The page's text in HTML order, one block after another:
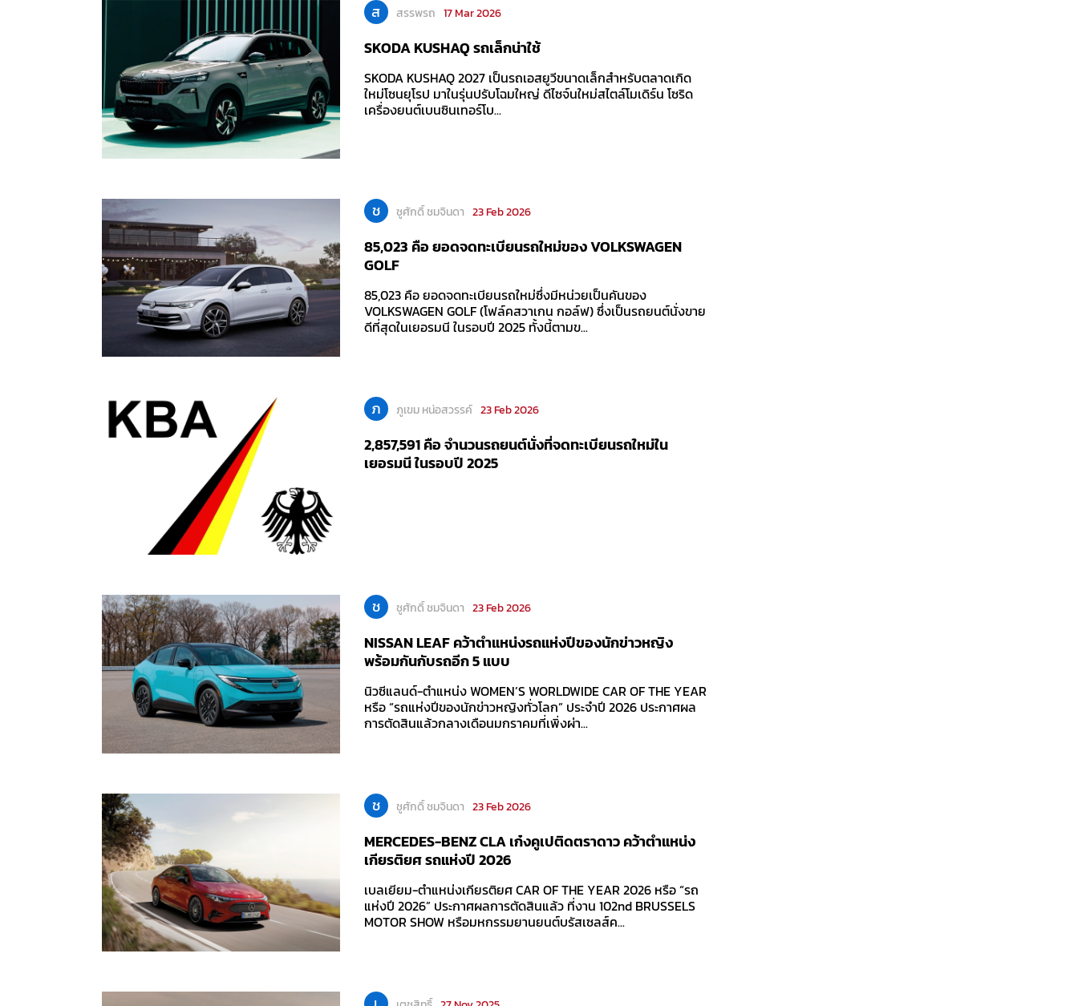
ส สรรพรถ 17 Mar 2026
SKODA KUSHAQ รถเล็กน่าใช้
SKODA KUSHAQ 2027 เป็นรถเอสยูวีขนาดเล็กสำหรับตลาดเกิด
ใหม่โซนยุโรป มาในรุ่นปรับโฉมใหญ่ ดีไซจ์นใหม่สไตล์โมเดิร์น โซริด
เครื่องยนต์เบนซินเทอร์โบ...
ช ชูศักดิ์ ชมจินดา 23 Feb 2026
85,023 คือ ยอดจดทะเบียนรถใหม่ของ VOLKSWAGEN
GOLF
85,023 คือ ยอดจดทะเบียนรถใหม่ซึ่งมีหน่วยเป็นคันของ
VOLKSWAGEN GOLF (โฟล์คสวาเกน กอล์ฟ) ซึ่งเป็นรถยนต์นั่งขาย
ดีที่สุดในเยอรมนี ในรอบปี 2025 ทั้งนี้ตามข...
ภ ภูเขม หน่อสวรรค์ 23 Feb 2026
2,857,591 คือ จำนวนรถยนต์นั่งที่จดทะเบียนรถใหม่ใน
เยอรมนี ในรอบปี 2025
ช ชูศักดิ์ ชมจินดา 23 Feb 2026
NISSAN LEAF คว้าตำแหน่งรถแห่งปีของนักข่าวหญิง
พร้อมกันกับรถอีก 5 แบบ
นิวซีแลนด์-ตำแหน่ง WOMEN’S WORLDWIDE CAR OF THE YEAR
หรือ “รถแห่งปีของนักข่าวหญิงทั่วโลก” ประจำปี 2026 ประกาศผล
การตัดสินแล้วกลางเดือนมกราคมที่เพิ่งผ่า...
ช ชูศักดิ์ ชมจินดา 23 Feb 2026
MERCEDES-BENZ CLA เก๋งคูเปติดตราดาว คว้าตำแหน่ง
เกียรติยศ รถแห่งปี 2026
เบลเยียม-ตำแหน่งเกียรติยศ CAR OF THE YEAR 2026 หรือ “รถ
แห่งปี 2026” ประกาศผลการตัดสินแล้ว ที่งาน 102nd BRUSSELS
MOTOR SHOW หรือมหกรรมยานยนต์บรัสเซลส์ค...